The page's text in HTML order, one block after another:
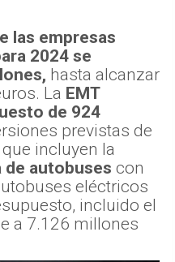
las empresas
2024 se
hasta alcanzar
La EMT
de 924
previstas de
incluyen la
autobuses con
eléctricos
incluido el
a 7.126 millones